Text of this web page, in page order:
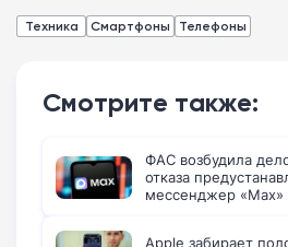
Техника Смартфоны Телефоны
Смотрите также:
ФАС возбудила
отказа
мессенджер «Max»
Apple забирает